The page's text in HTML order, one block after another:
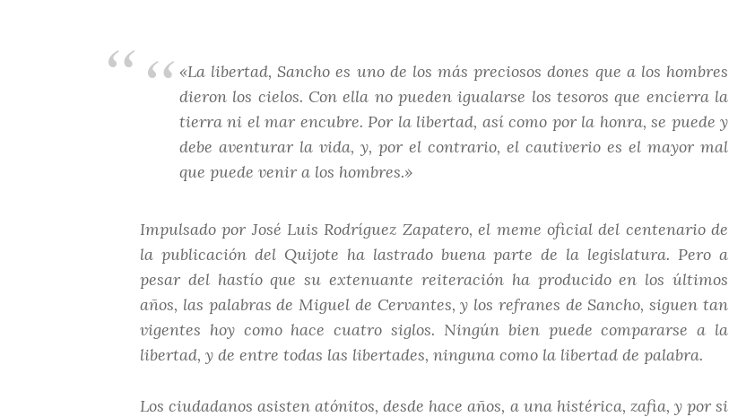
«La libertad, Sancho es uno de los más preciosos dones que a los hombres
dieron los cielos. Con ella no pueden igualarse los tesoros que encierra la
tierra ni el mar encubre. Por la libertad, así como por la honra, se puede y
debe aventurar la vida, y, por el contrario, el cautiverio es el mayor mal
que puede venir a los hombres.»
Impulsado por José Luis Rodríguez Zapatero, el meme oficial del centenario de
la publicación del Quijote ha lastrado buena parte de la legislatura. Pero a
pesar del hastío que su extenuante reiteración ha producido en los últimos
años, las palabras de Miguel de Cervantes, y los refranes de Sancho, siguen tan
vigentes hoy como hace cuatro siglos. Ningún bien puede compararse a la
libertad, y de entre todas las libertades, ninguna como la libertad de palabra.
Los ciudadanos asisten atónitos, desde hace años, a una histérica, zafia, y por si